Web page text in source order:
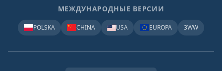
МЕЖДУНАРОДНЫЕ ВЕРСИИ
POLSKA CHINA USA EUROPA 3WW